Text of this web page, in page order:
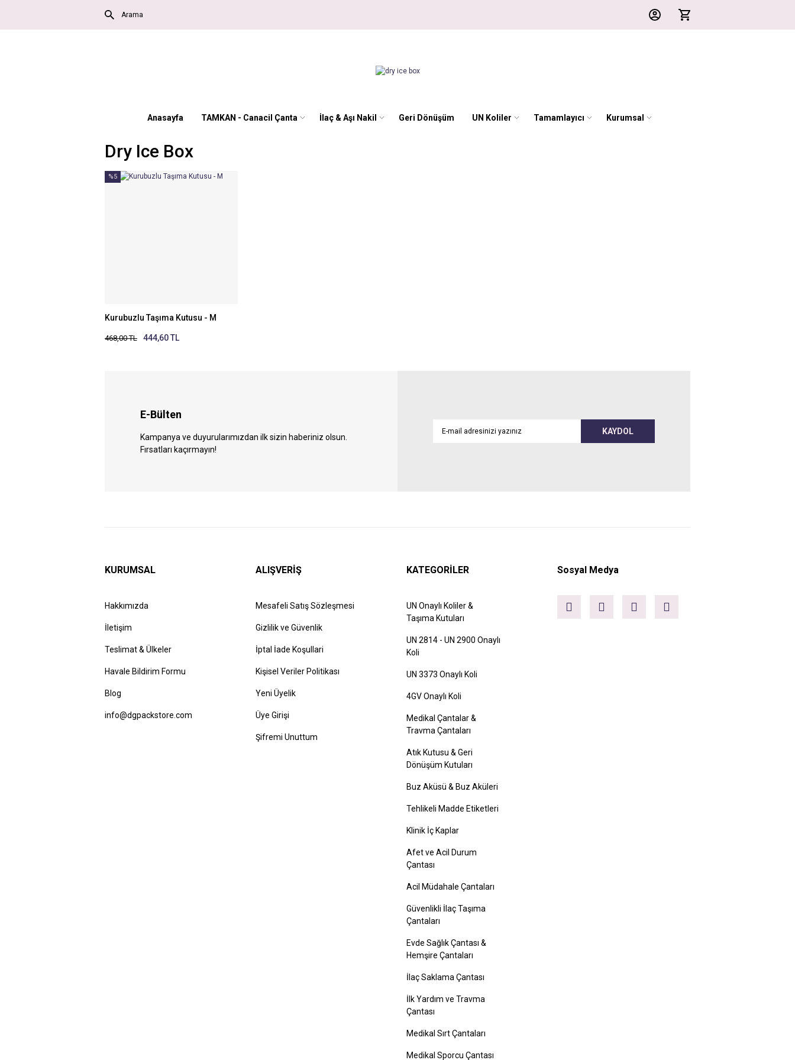
Anasayfa TAMKAN - Canacil Çanta İlaç & Aşı Nakil Geri Dönüşüm UN Koliler Tamamlayıcı Kurumsal
Dry Ice Box
%5
Kurubuzlu Taşıma Kutusu - M
468,00 TL 444,60 TL
E-Bülten
Kampanya ve duyurularımızdan ilk sizin haberiniz olsun.
Fırsatları kaçırmayın!
KAYDOL
KURUMSAL
Hakkımızda
İletişim
Teslimat & Ülkeler
Havale Bildirim Formu
Blog
info@dgpackstore.com
ALIŞVERİŞ
Mesafeli Satış Sözleşmesi
Gizlilik ve Güvenlik
İptal İade Koşullari
Kişisel Veriler Politikası
Yeni Üyelik
Üye Girişi
Şifremi Unuttum
KATEGORİLER
UN Onaylı Koliler &
Taşıma Kutuları
UN 2814 - UN 2900 Onaylı
Koli
UN 3373 Onaylı Koli
4GV Onaylı Koli
Medikal Çantalar &
Travma Çantaları
Atık Kutusu & Geri
Dönüşüm Kutuları
Buz Aküsü & Buz Aküleri
Tehlikeli Madde Etiketleri
Klinik İç Kaplar
Afet ve Acil Durum
Çantası
Acil Müdahale Çantaları
Güvenlikli İlaç Taşıma
Çantaları
Evde Sağlık Çantası &
Hemşire Çantaları
İlaç Saklama Çantası
İlk Yardım ve Travma
Çantası
Medikal Sırt Çantaları
Medikal Sporcu Çantası
Sosyal Medya